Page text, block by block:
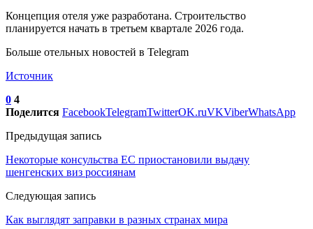
Концепция отеля уже разработана. Строительство
планируется начать в третьем квартале 2026 года.
Больше отельных новостей в Telegram
Источник
0 4
Поделится FacebookTelegramTwitterOK.ruVKViberWhatsApp
Предыдущая запись
Некоторые консульства ЕС приостановили выдачу
шенгенских виз россиянам
Следующая запись
Как выглядят заправки в разных странах мира